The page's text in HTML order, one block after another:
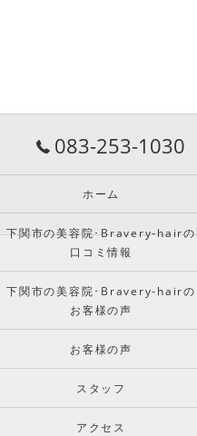
083-253-1030
ホーム
下関市の美容院･Bravery-hairの
口コミ情報
下関市の美容院･Bravery-hairの
お客様の声
お客様の声
スタッフ
アクセス